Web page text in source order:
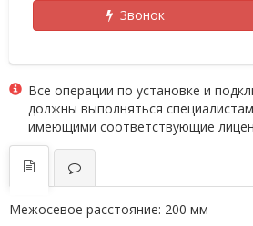
Звонок
Все операции по установке и
должны выполняться
имеющими соответствующие
Межосевое расстояние: 200 мм